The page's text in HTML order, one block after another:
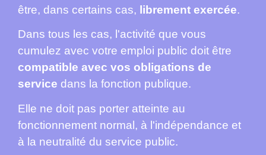
être, dans certains cas, librement exercée.
Dans tous les cas, l'activité que vous
cumulez avec votre emploi public doit être
compatible avec vos obligations de
service dans la fonction publique.
Elle ne doit pas porter atteinte au
fonctionnement normal, à l'indépendance et
à la neutralité du service public.